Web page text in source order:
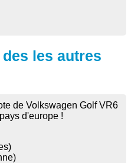
les autres
de Volkswagen Golf VR6
d'europe !